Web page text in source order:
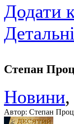
Додати
Степан
Новини,
Автор: Степан